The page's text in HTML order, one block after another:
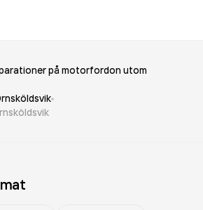
på motorfordon utom